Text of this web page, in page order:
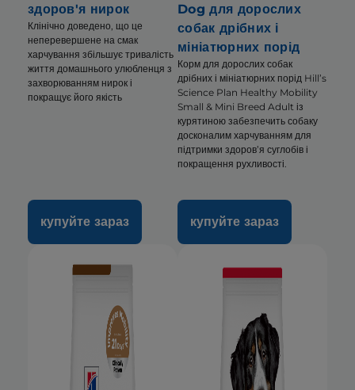
здоров'я нирок
Клінічно доведено, що це
неперевершене на смак
харчування збільшує тривалість
життя домашнього улюбленця з
захворюванням нирок і
покращує його якість
купуйте зараз
Dog для дорослих
собак дрібних і
мініатюрних порід
Корм для дорослих собак
дрібних і мініатюрних порід Hill’s
Science Plan Healthy Mobility
Small & Mini Breed Adult із
курятиною забезпечить собаку
досконалим харчуванням для
підтримки здоров’я суглобів і
покращення рухливості.
купуйте зараз